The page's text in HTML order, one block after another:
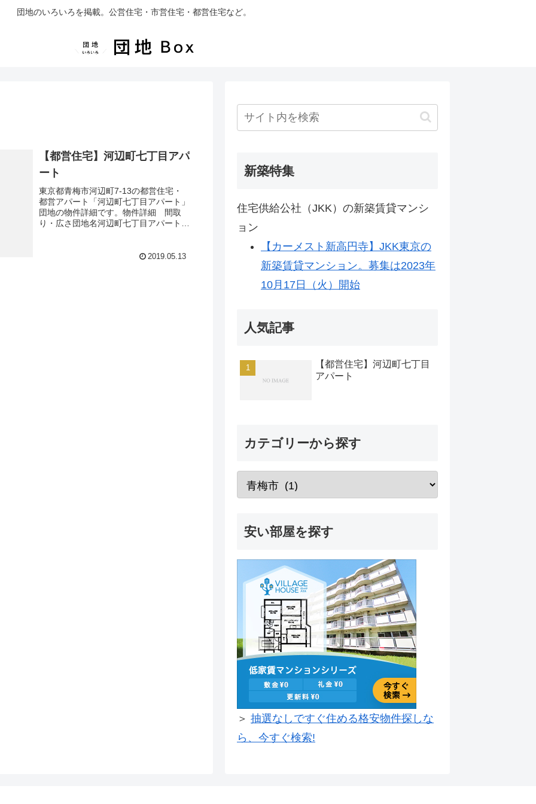
団地のいろいろを掲載。公営住宅・市営住宅・都営住宅など。
【都営住宅】河辺町七丁目アパ
ート
東京都青梅市河辺町7-13の都営住宅・
都営アパート「河辺町七丁目アパート」
団地の物件詳細です。物件詳細 間取
り・広さ団地名河辺町七丁目アパート住
2019.05.13
新築特集
住宅供給公社（JKK）の新築賃貸マンシ
ョン
【カーメスト新高円寺】JKK東京の
新築賃貸マンション。募集は2023年
10月17日（火）開始
人気記事
【都営住宅】河辺町七丁目
アパート
カテゴリーから探す
安い部屋を探す
＞ 抽選なしですぐ住める格安物件探しな
ら、今すぐ検索!